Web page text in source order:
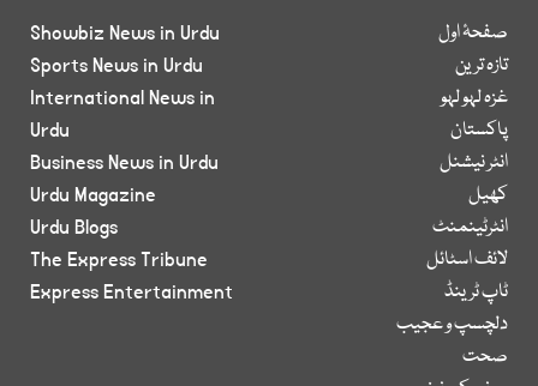
صفحۂ اول
تازہ ترین
غزہ لہو لہو
پاکستان
انٹر نیشنل
کھیل
انٹرٹینمنٹ
لائف اسٹائل
ٹاپ ٹرینڈ
دلچسپ و عجیب
صحت
Showbiz News in Urdu
Sports News in Urdu
International News in
Urdu
Business News in Urdu
Urdu Magazine
Urdu Blogs
The Express Tribune
Express Entertainment